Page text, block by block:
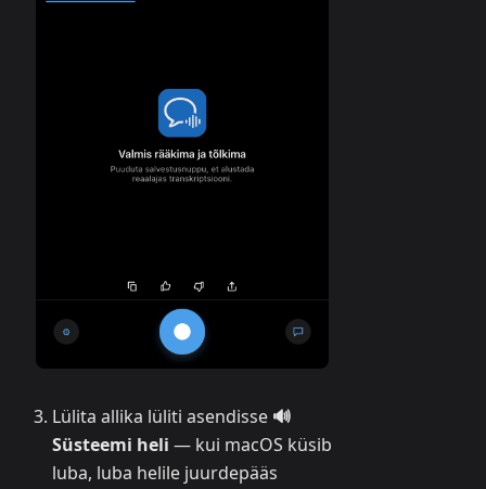
Lülita allika lüliti asendisse 🔊
Süsteemi heli — kui macOS küsib
luba, luba helile juurdepääs